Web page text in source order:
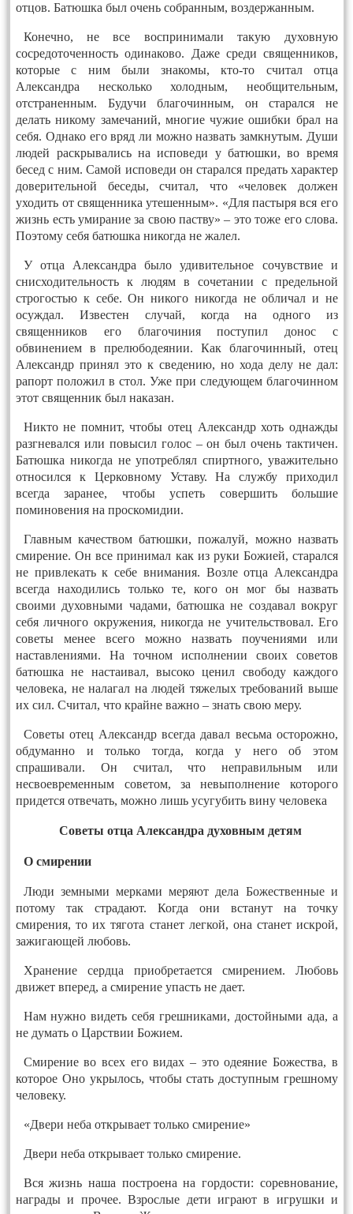
отцов. Батюшка был очень собранным, воздержанным.
Конечно, не все воспринимали такую духовную
сосредоточенность одинаково. Даже среди священников,
которые с ним были знакомы, кто-то считал отца
Александра несколько холодным, необщительным,
отстраненным. Будучи благочинным, он старался не
делать никому замечаний, многие чужие ошибки брал на
себя. Однако его вряд ли можно назвать замкнутым. Души
людей раскрывались на исповеди у батюшки, во время
бесед с ним. Самой исповеди он старался предать характер
доверительной беседы, считал, что «человек должен
уходить от священника утешенным». «Для пастыря вся его
жизнь есть умирание за свою паству» – это тоже его слова.
Поэтому себя батюшка никогда не жалел.
У отца Александра было удивительное сочувствие и
снисходительность к людям в сочетании с предельной
строгостью к себе. Он никого никогда не обличал и не
осуждал. Известен случай, когда на одного из
священников его благочиния поступил донос с
обвинением в прелюбодеянии. Как благочинный, отец
Александр принял это к сведению, но хода делу не дал:
рапорт положил в стол. Уже при следующем благочинном
этот священник был наказан.
Никто не помнит, чтобы отец Александр хоть однажды
разгневался или повысил голос – он был очень тактичен.
Батюшка никогда не употреблял спиртного, уважительно
относился к Церковному Уставу. На службу приходил
всегда заранее, чтобы успеть совершить большие
поминовения на проскомидии.
Главным качеством батюшки, пожалуй, можно назвать
смирение. Он все принимал как из руки Божией, старался
не привлекать к себе внимания. Возле отца Александра
всегда находились только те, кого он мог бы назвать
своими духовными чадами, батюшка не создавал вокруг
себя личного окружения, никогда не учительствовал. Его
советы менее всего можно назвать поучениями или
наставлениями. На точном исполнении своих советов
батюшка не настаивал, высоко ценил свободу каждого
человека, не налагал на людей тяжелых требований выше
их сил. Считал, что крайне важно – знать свою меру.
Советы отец Александр всегда давал весьма осторожно,
обдуманно и только тогда, когда у него об этом
спрашивали. Он считал, что неправильным или
несвоевременным советом, за невыполнение которого
придется отвечать, можно лишь усугубить вину человека
Советы отца Александра духовным детям
О смирении
Люди земными мерками меряют дела Божественные и
потому так страдают. Когда они встанут на точку
смирения, то их тягота станет легкой, она станет искрой,
зажигающей любовь.
Хранение сердца приобретается смирением. Любовь
движет вперед, а смирение упасть не дает.
Нам нужно видеть себя грешниками, достойными ада, а
не думать о Царствии Божием.
Смирение во всех его видах – это одеяние Божества, в
которое Оно укрылось, чтобы стать доступным грешному
человеку.
«Двери неба открывает только смирение»
Двери неба открывает только смирение.
Вся жизнь наша построена на гордости: соревнование,
награды и прочее. Взрослые дети играют в игрушки и